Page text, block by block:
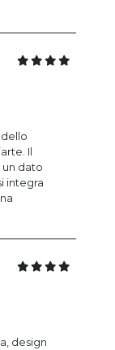
Il
dato
integra
design